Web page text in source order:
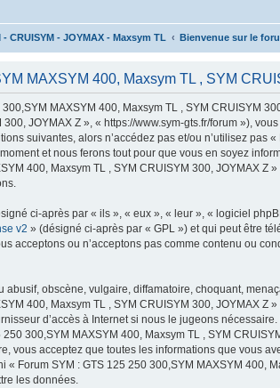
CRUISYM - JOYMAX - Maxsym TL Bienvenue sur le
MAXSYM 400, Maxsym TL , SYM
MAXSYM 400, Maxsym TL , SYM CRUISYM
JOYMAX Z », « https://www.sym-gts.fr/forum »),
suivantes, alors n’accédez pas et/ou n’utilisez pas
et nous ferons tout pour que vous en soyez
400, Maxsym TL , SYM CRUISYM 300, JOYMAX
ci-après par « ils », « eux », « leur », « logiciel
v2 » (désigné ci-après par « GPL ») et qui peut être
acceptons ou n’acceptons pas comme contenu ou
obscène, vulgaire, diffamatoire, choquant,
400, Maxsym TL , SYM CRUISYM 300, JOYMAX
d’accès à Internet si nous le jugeons
300,SYM MAXSYM 400, Maxsym TL , SYM
vous acceptez que toutes les informations que vous
« Forum SYM : GTS 125 250 300,SYM MAXSYM
les données.